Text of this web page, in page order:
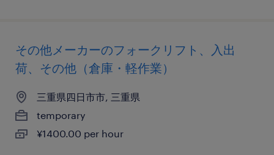
その他メーカーのフォークリフト、入出
荷、その他（倉庫・軽作業）
三重県四日市市, 三重県
temporary
¥1400.00 per hour